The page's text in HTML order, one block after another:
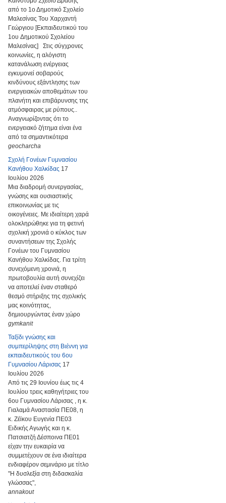
από το 1ο Δημοτικό Σχολείο
Μαλεσίνας Του Χαρχαντή
Γεώργιου [Εκπαιδευτικού του
1ου Δημοτικού Σχολείου
Μαλεσίνας] Στις σύγχρονες
κοινωνίες, η αλόγιστη
κατανάλωση ενέργειας
εγκυμονεί σοβαρούς
κινδύνους εξάντλησης των
ενεργειακών αποθεμάτων του
πλανήτη και επιβάρυνσης της
ατμόσφαιρας με ρύπους..
Αναγνωρίζοντας ότι το
ενεργειακό ζήτημα είναι ένα
από τα σημαντικότερα
geocharcha
Σχολή Γονέων Γυμνασίου
Κανήθου Χαλκίδας 17
Ιουλίου 2026
Μια διαδρομή συνεργασίας,
γνώσης και ουσιαστικής
επικοινωνίας με τις
οικογένειες. Με ιδιαίτερη χαρά
ολοκληρώθηκε για τη φετινή
σχολική χρονιά ο κύκλος των
συναντήσεων της Σχολής
Γονέων του Γυμνασίου
Κανήθου Χαλκίδας. Για τρίτη
συνεχόμενη χρονιά, η
πρωτοβουλία αυτή συνεχίζει
να αποτελεί έναν σταθερό
θεσμό στήριξης της σχολικής
μας κοινότητας,
δημιουργώντας έναν χώρο
gymkanit
Ταξίδι γνώσης και
συμπερίληψης στη Βιέννη για
εκπαιδευτικούς του 6ου
Γυμνασίου Λάρισας 17
Ιουλίου 2026
Από τις 29 Ιουνίου έως τις 4
Ιουλίου τρεις καθηγήτριες του
6ου Γυμνασίου Λάρισας , η κ.
Γιαλαμά Αναστασία ΠΕ08, η
κ. Ζέϊκου Ευγενία ΠΕ03
Ειδικής Αγωγής και η κ.
Πατσιατζή Δέσποινα ΠΕ01
είχαν την ευκαιρία να
συμμετέχουν σε ένα ιδιαίτερα
ενδιαφέρον σεμινάριο με τίτλο
"Η δυσλεξία στη διδασκαλία
γλώσσας",
annakout